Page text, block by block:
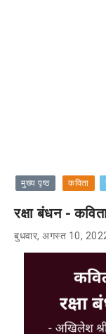
मुख्य पृष्ठ कविता
रक्षा बंधन -
बुधवार, अगस्त 10,